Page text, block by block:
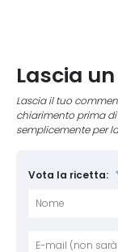
Lascia
Lascia il tuo
chiarimento prima
semplicemente per
Vota la ricetta: